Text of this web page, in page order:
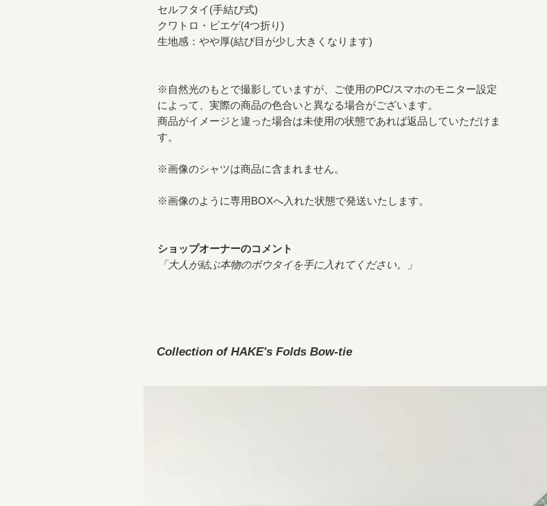
セルフタイ(手結び式)
クワトロ・ピエゲ(4つ折り)
生地感：やや厚(結び目が少し大きくなります)
※自然光のもとで撮影していますが、ご使用のPC/スマホのモニター設定
によって、実際の商品の色合いと異なる場合がございます。
商品がイメージと違った場合は未使用の状態であれば返品していただけま
す。
※画像のシャツは商品に含まれません。
※画像のように専用BOXへ入れた状態で発送いたします。
ショップオーナーのコメント
「大人が結ぶ本物のボウタイを手に入れてください。」
Collection of HAKE's Folds Bow-tie